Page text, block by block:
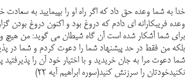
خدا به شما وعده حق داد که اگر راه او را بپیمایید به سعادت
وعده فریبکارانه ای دادم که دروغ بود و اکنون دروغ
برای شما آشکار شده است آن گاه شیطان می گوید: من هیچ
بلکه من فقط در حد پیشنهاد شما را دعوت کردم و شما در
شما دعوت مرا به جان خریدید و با اختیار خود آن را
نکنیدخودتان را سرزنش کنید(سوره ابراهیم آیه 22)